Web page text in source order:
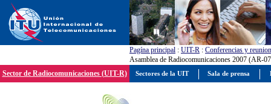
Pagína principal : UIT-R : Conferencias y
Asamblea de Radiocomunicaciones 2007 (AR-
Sector de Radiocomunicaciones (UIT-R)
Sectores de la UIT Sala de prensa